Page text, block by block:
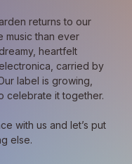
returns to our
music than ever
heartfelt
carried by
label is growing,
celebrate it together.
with us and let’s put
else.